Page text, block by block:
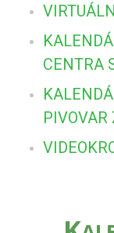
CENTRA
PIVOVAR